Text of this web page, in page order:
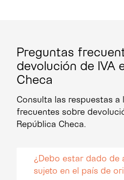
Preguntas
devolución de IVA
Checa
Consulta las respuestas a
frecuentes sobre
República Checa.
¿Debo estar dado de
sujeto en el país de